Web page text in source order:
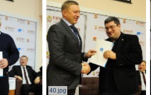
40.jpg